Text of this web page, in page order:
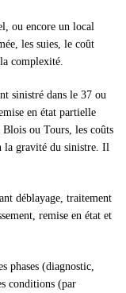
ou encore un local
les suies, le coût
complexité.
sinistré dans le 37 ou
en état partielle
ou Tours, les coûts
la gravité du sinistre. Il
déblayage, traitement
remise en état et
phases (diagnostic,
conditions (par